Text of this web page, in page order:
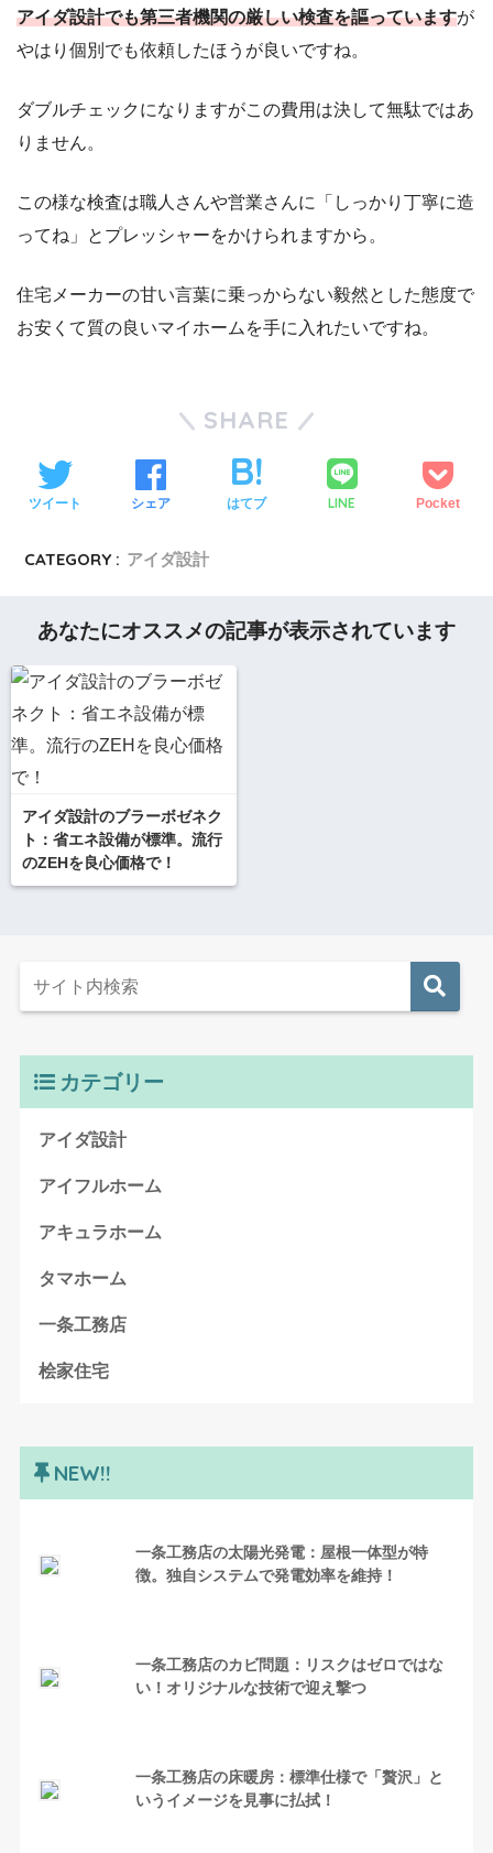
アイダ設計でも第三者機関の厳しい検査を謳っていますが
やはり個別でも依頼したほうが良いですね。
ダブルチェックになりますがこの費用は決して無駄ではあ
りません。
この様な検査は職人さんや営業さんに「しっかり丁寧に造
ってね」とプレッシャーをかけられますから。
住宅メーカーの甘い言葉に乗っからない毅然とした態度で
お安くて質の良いマイホームを手に入れたいですね。
SHARE
ツイート シェア はてブ LINE Pocket
CATEGORY : アイダ設計
あなたにオススメの記事が表示されています
アイダ設計のブラーボゼネク
ト：省エネ設備が標準。流行
のZEHを良心価格で！
カテゴリー
アイダ設計
アイフルホーム
アキュラホーム
タマホーム
一条工務店
桧家住宅
NEW!!
一条工務店の太陽光発電：屋根一体型が特
徴。独自システムで発電効率を維持！
一条工務店のカビ問題：リスクはゼロではな
い！オリジナルな技術で迎え撃つ
一条工務店の床暖房：標準仕様で「贅沢」と
いうイメージを見事に払拭！